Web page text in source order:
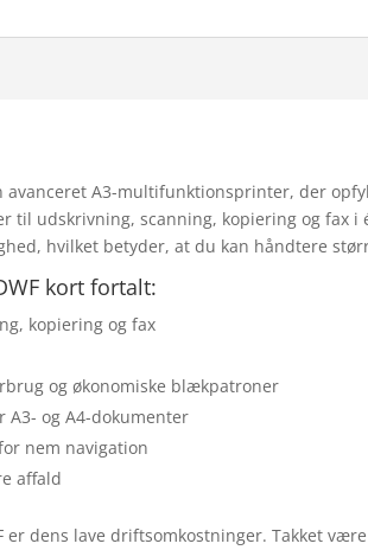
avanceret A3-multifunktionsprinter, der
til udskrivning, scanning, kopiering og fax
hvilket betyder, at du kan håndtere
kort fortalt:
kopiering og fax
og økonomiske blækpatroner
og A4-dokumenter
nem navigation
affald
er dens lave driftsomkostninger. Takket